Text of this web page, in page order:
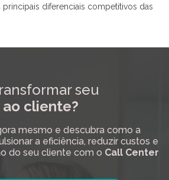
diferenciais competitivos das
seu
cliente?
mesmo e descubra como a
a eficiência, reduzir custos e
do seu cliente com o Call Center